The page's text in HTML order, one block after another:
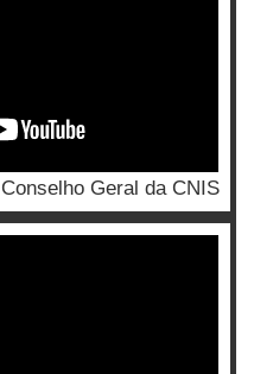
Geral da CNIS